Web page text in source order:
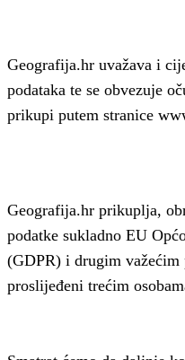
Geografija.hr uvažava i
podataka te se obvezuje
prikupi putem stranice
Geografija.hr prikuplja,
podatke sukladno EU
(GDPR) i drugim važećim
proslijeđeni trećim